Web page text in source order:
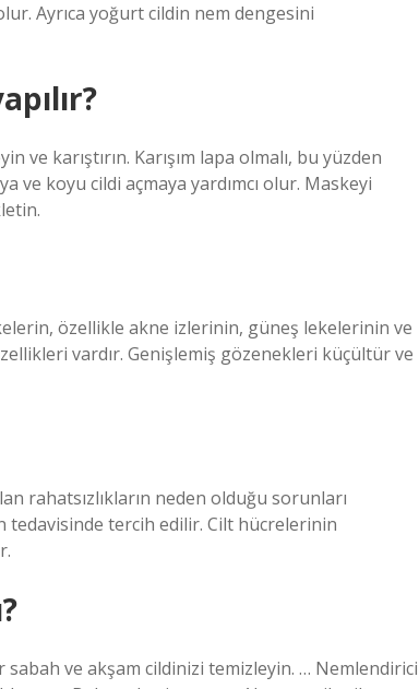
Ayrıca yoğurt cildin nem dengesini
karıştırın. Karışım lapa olmalı, bu yüzden
ve koyu cildi açmaya yardımcı olur. Maskeyi
özellikle akne izlerinin, güneş lekelerinin ve
vardır. Genişlemiş gözenekleri küçültür ve
rahatsızlıkların neden olduğu sorunları
tedavisinde tercih edilir. Cilt hücrelerinin
sabah ve akşam cildinizi temizleyin. … Nemlendirici